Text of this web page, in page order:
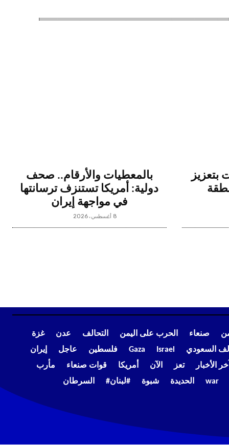
بتعزيز
بالمعطيات والأرقام.. صحف
دولية: أمريكا تستنزف ترسانتها
في مواجهة إيران
8 أغسطس، 2026
صنعاء الحرب على اليمن التحالف عدن
غزة
السعودي
Israel
Gaza فلسطين عاجل
إيران
الأخبار
تعز الآن أمريكا قوات صنعاء
مأرب
war
الحديدة شبوة #لبنان# السرطان